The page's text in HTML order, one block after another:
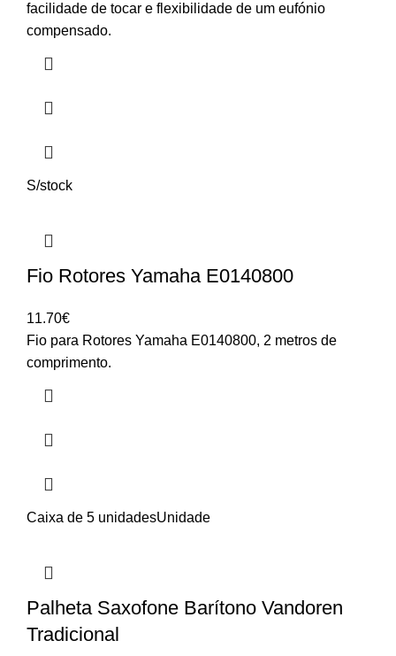
through
facilidade de tocar e flexibilidade de um eufónio
compensado.
S/stock
Fio Rotores Yamaha E0140800
11.70€
Fio para Rotores Yamaha E0140800, 2 metros de
comprimento.
Caixa de 5 unidadesUnidade
Palheta Saxofone Barítono Vandoren
Tradicional